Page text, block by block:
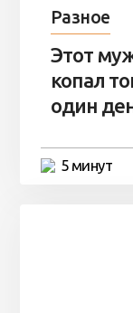
Разное
Этот
копал
один
5 минут